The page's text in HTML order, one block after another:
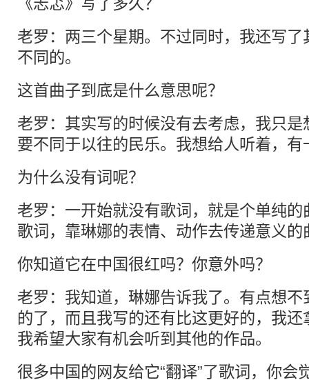
《忐忑》写了多久？
老罗：两三个星期。不过同时，我还写
不同的。
这首曲子到底是什么意思呢？
老罗：其实写的时候没有去考虑，我只
要不同于以往的民乐。我想给人听着，
为什么没有词呢？
老罗：一开始就没有歌词，就是个单纯
歌词，靠琳娜的表情、动作去传递意义的
你知道它在中国很红吗？你意外吗？
老罗：我知道，琳娜告诉我了。有点想
的了，而且我写的还有比这更好的，我
我希望大家有机会听到其他的作品。
很多中国的网友给它“翻译”了歌词，你会